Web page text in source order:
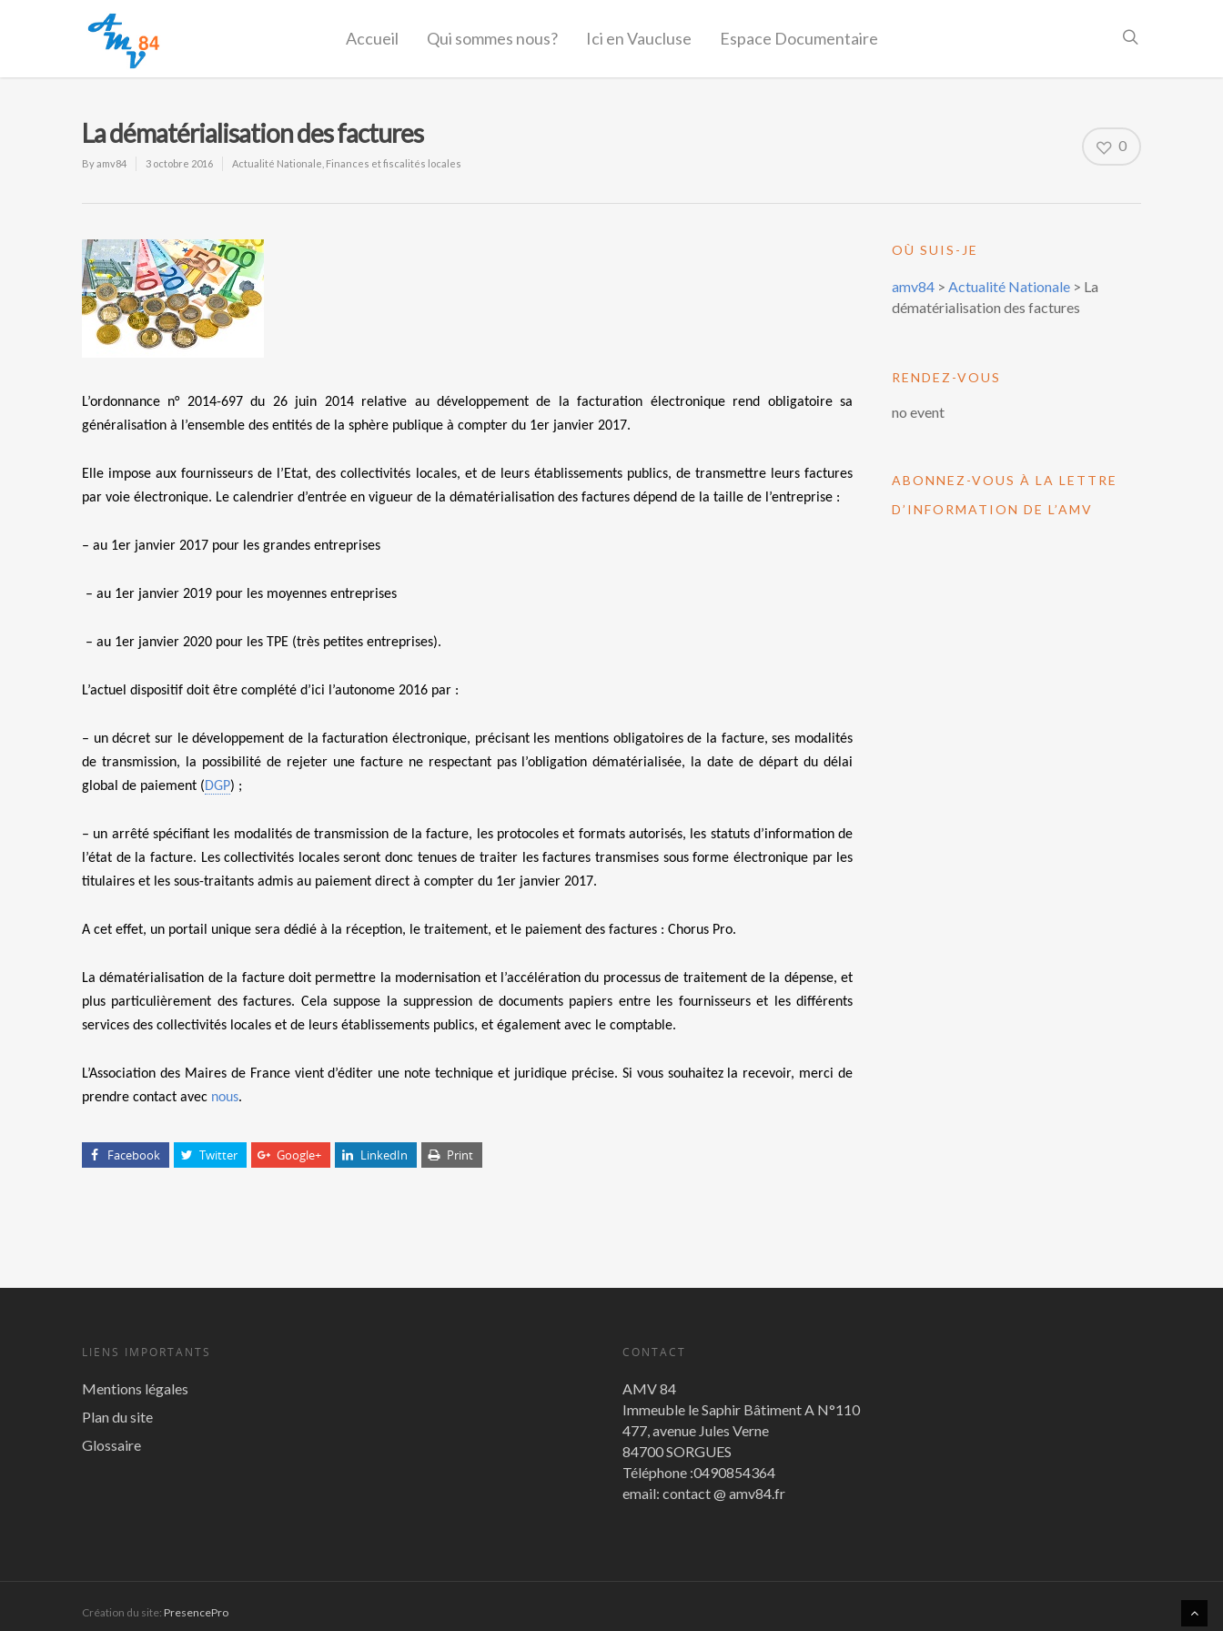
Accueil Qui sommes nous? Ici en Vaucluse Espace Documentaire
La dématérialisation des factures
Byamv84 3 octobre 2016 Actualité Nationale Finances et fiscalités locales
0
L’ordonnance n° 2014-697 du 26 juin 2014 relative au développement de la facturation électronique rend obligatoire sa
généralisation à l’ensemble des entités de la sphère publique à compter du 1er janvier 2017.
Elle impose aux fournisseurs de l’Etat, des collectivités locales, et de leurs établissements publics, de transmettre leurs factures
par voie électronique. Le calendrier d’entrée en vigueur de la dématérialisation des factures dépend de la taille de l’entreprise :
– au 1er janvier 2017 pour les grandes entreprises
– au 1er janvier 2019 pour les moyennes entreprises
– au 1er janvier 2020 pour les TPE (très petites entreprises).
L’actuel dispositif doit être complété d’ici l’autonome 2016 par :
– un décret sur le développement de la facturation électronique, précisant les mentions obligatoires de la facture, ses modalités
de transmission, la possibilité de rejeter une facture ne respectant pas l’obligation dématérialisée, la date de départ du délai
global de paiement (DGP) ;
– un arrêté spécifiant les modalités de transmission de la facture, les protocoles et formats autorisés, les statuts d’information de
l’état de la facture. Les collectivités locales seront donc tenues de traiter les factures transmises sous forme électronique par les
titulaires et les sous-traitants admis au paiement direct à compter du 1er janvier 2017.
A cet effet, un portail unique sera dédié à la réception, le traitement, et le paiement des factures : Chorus Pro.
La dématérialisation de la facture doit permettre la modernisation et l’accélération du processus de traitement de la dépense, et
plus particulièrement des factures. Cela suppose la suppression de documents papiers entre les fournisseurs et les différents
services des collectivités locales et de leurs établissements publics, et également avec le comptable.
L’Association des Maires de France vient d’éditer une note technique et juridique précise. Si vous souhaitez la recevoir, merci de
prendre contact avec nous.
Facebook Twitter Google+ LinkedIn Print
OÙ SUIS-JE
amv84 >Actualité Nationale > La
dématérialisation des factures
RENDEZ-VOUS
no event
ABONNEZ-VOUS À LA LETTRE
D’INFORMATION DE L’AMV
LIENS IMPORTANTS
Mentions légales
Plan du site
Glossaire
CONTACT
AMV 84
Immeuble le Saphir Bâtiment A N°110
477, avenue Jules Verne
84700 SORGUES
Téléphone :0490854364
email: contact @ amv84.fr
Création du site: PresencePro